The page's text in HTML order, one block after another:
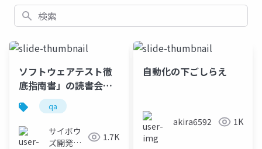
検索
ソフトウェアテスト徹
底指南書」の読書会か
ら生まれた、たくさん
の活動を紹介するの！
qa
サイボウ
ズ開発本
1.7K
自動化の下ごしらえ
akira6592 1K